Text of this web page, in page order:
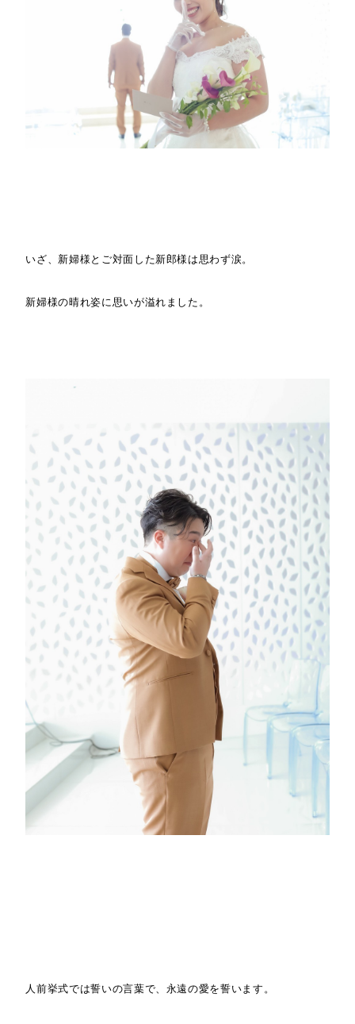
いざ、新婦様とご対面した新郎様は思わず涙。
新婦様の晴れ姿に思いが溢れました。
人前挙式では誓いの言葉で、永遠の愛を誓います。